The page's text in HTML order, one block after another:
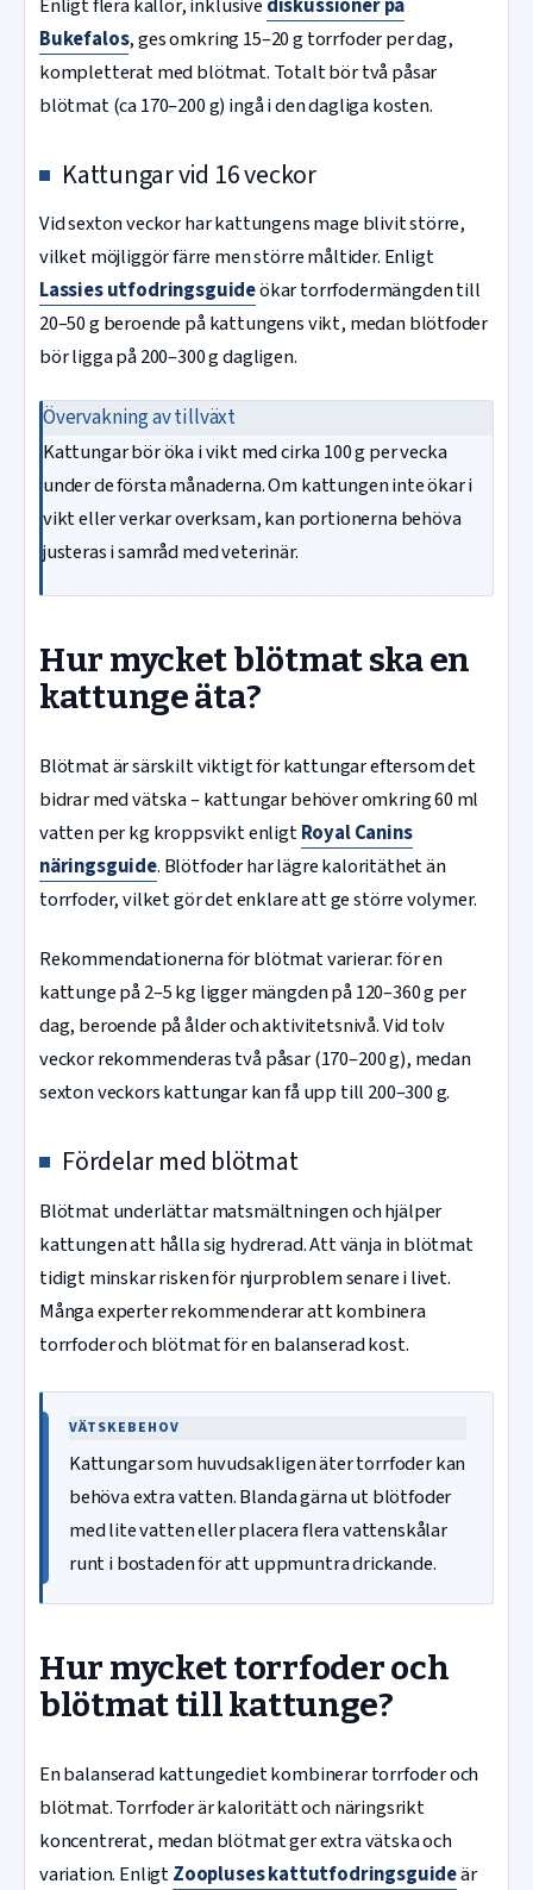
Bukefalos, ges omkring 15–20 g torrfoder per dag,
kompletterat med blötmat. Totalt bör två påsar
blötmat (ca 170–200 g) ingå i den dagliga kosten.
Kattungar vid 16 veckor
Vid sexton veckor har kattungens mage blivit större,
vilket möjliggör färre men större måltider. Enligt
Lassies utfodringsguideökar torrfodermängden till
20–50 g beroende på kattungens vikt, medan blötfoder
bör ligga på 200–300 g dagligen.
Övervakning av tillväxt
Kattungar bör öka i vikt med cirka 100 g per vecka
under de första månaderna. Om kattungen inte ökar i
vikt eller verkar overksam, kan portionerna behöva
justeras i samråd med veterinär.
Hur mycket blötmat ska en
kattunge äta?
Blötmat är särskilt viktigt för kattungar eftersom det
bidrar med vätska – kattungar behöver omkring 60 ml
vatten per kg kroppsvikt enligtRoyal Canins
näringsguide. Blötfoder har lägre kaloritäthet än
torrfoder, vilket gör det enklare att ge större volymer.
Rekommendationerna för blötmat varierar: för en
kattunge på 2–5 kg ligger mängden på 120–360 g per
dag, beroende på ålder och aktivitetsnivå. Vid tolv
veckor rekommenderas två påsar (170–200 g), medan
sexton veckors kattungar kan få upp till 200–300 g.
Fördelar med blötmat
Blötmat underlättar matsmältningen och hjälper
kattungen att hålla sig hydrerad. Att vänja in blötmat
tidigt minskar risken för njurproblem senare i livet.
Många experter rekommenderar att kombinera
torrfoder och blötmat för en balanserad kost.
VÄTSKEBEHOV
Kattungar som huvudsakligen äter torrfoder kan
behöva extra vatten. Blanda gärna ut blötfoder
med lite vatten eller placera flera vattenskålar
runt i bostaden för att uppmuntra drickande.
Hur mycket torrfoder och
blötmat till kattunge?
En balanserad kattungediet kombinerar torrfoder och
blötmat. Torrfoder är kaloritätt och näringsrikt
koncentrerat, medan blötmat ger extra vätska och
variation. EnligtZoopluses kattutfodringsguideär